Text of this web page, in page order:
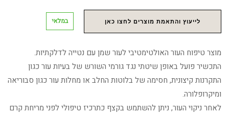
לייעוץ והתאמת מוצרים לחצו כאן במלאי
מוצר טיפוח העור האולטימטיבי לעור שמן עם נטייה לדלקתיות.
התכשיר פועל באופן שיטתי נגד גורמי השורש של בעיות עור כגון
התקרנות קיצונית, חסימה של בלוטות החלב או מחלות עור כגון סבוריאה
ומיקרופלורה.
לאחר ניקוי העור, ניתן להשתמש בקצף כתרכיז טיפולי לפני מריחת קרם